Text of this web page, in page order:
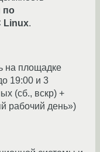
по
Linux.
на площадке
19:00 и 3
(сб., вскр) +
рабочий день»)